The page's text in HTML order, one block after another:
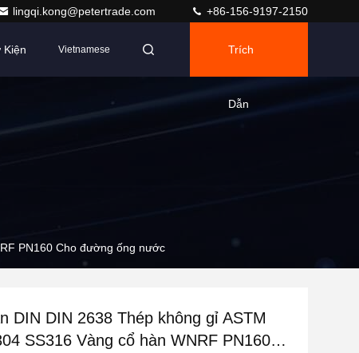
lingqi.kong@petertrade.com +86-156-9197-2150
Kiện Vietnamese Trích
Dẫn
PN160 Cho đường ống nước
DIN DIN 2638 Thép không gỉ ASTM
SS316 Vàng cổ hàn WNRF PN160